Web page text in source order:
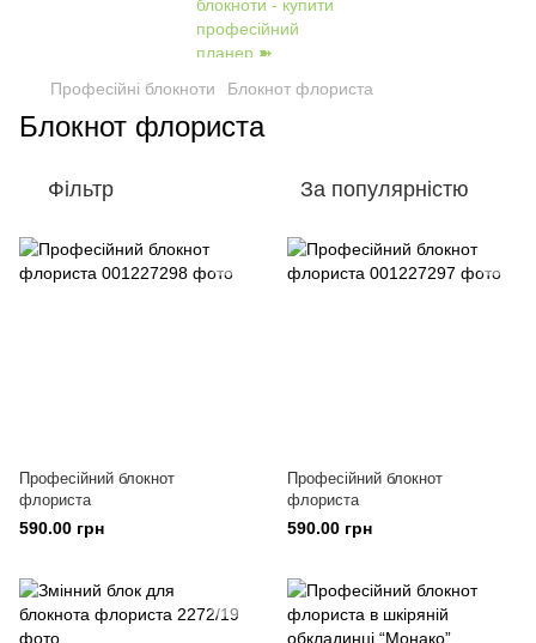
Професійні блокноти Блокнот флориста
Блокнот флориста
Фільтр За популярністю
Професійний блокнот
флориста
590.00 грн
Професійний блокнот
флориста
590.00 грн